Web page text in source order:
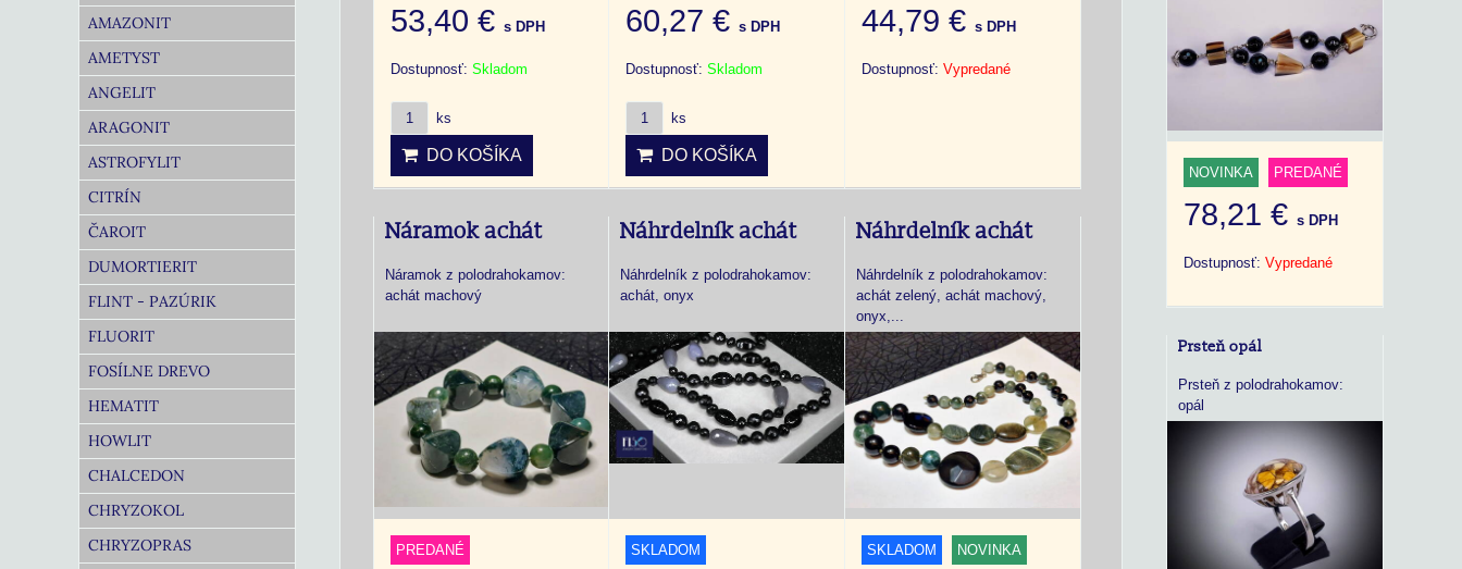
53,40 € s DPH
Dostupnosť: Skladom
ks
DO KOŠÍKA
60,27 €s DPH
Dostupnosť:Skladom
ks
DO KOŠÍKA
44,79 €s DPH
Dostupnosť:Vypredané
Náramok achát
Náramok z polodrahokamov:
achát machový
PREDANÉ
Náhrdelník achát
Náhrdelník z polodrahokamov:
achát, onyx
SKLADOM
Náhrdelník achát
Náhrdelník z polodrahokamov:
achát zelený, achát machový,
onyx,...
SKLADOM NOVINKA
AMAZONIT
AMETYST
ANGELIT
ARAGONIT
ASTROFYLIT
CITRÍN
ČAROIT
DUMORTIERIT
FLINT - PAZÚRIK
FLUORIT
FOSÍLNE DREVO
HEMATIT
HOWLIT
CHALCEDON
CHRYZOKOL
CHRYZOPRAS
NOVINKA PREDANÉ
78,21 € s DPH
Dostupnosť: Vypredané
Prsteň opál
Prsteň z polodrahokamov:
opál